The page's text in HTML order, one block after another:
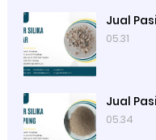
Jual
05.31
Jual
05.34